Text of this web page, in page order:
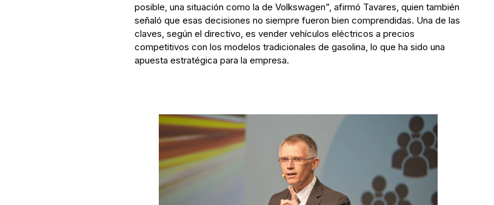
posible, una situación como la de Volkswagen”, afirmó Tavares, quien también
señaló que esas decisiones no siempre fueron bien comprendidas. Una de las
claves, según el directivo, es vender vehículos eléctricos a precios
competitivos con los modelos tradicionales de gasolina, lo que ha sido una
apuesta estratégica para la empresa.